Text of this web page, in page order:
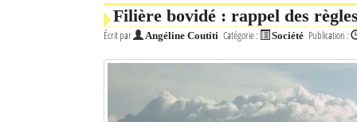
Filière bovidé : rappel des
Écrit par Angéline Coutiti Catégorie : Société Publication :